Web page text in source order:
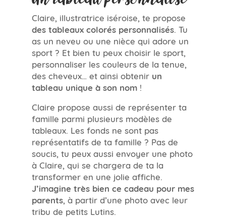
Claire, illustratrice iséroise, te propose
des tableaux colorés personnalisés. Tu
as un neveu ou une nièce qui adore un
sport ? Et bien tu peux choisir le sport,
personnaliser les couleurs de la tenue,
des cheveux… et ainsi obtenir un
tableau unique à son nom!
Claire propose aussi de représenter ta
famille parmi plusieurs modèles de
tableaux. Les fonds ne sont pas
représentatifs de ta famille ? Pas de
soucis, tu peux aussi envoyer une photo
à Claire, qui se chargera de ta la
transformer en une jolie affiche.
J’imagine très bien ce cadeau pour mes
parents, à partir d’une photo avec leur
tribu de petits Lutins.